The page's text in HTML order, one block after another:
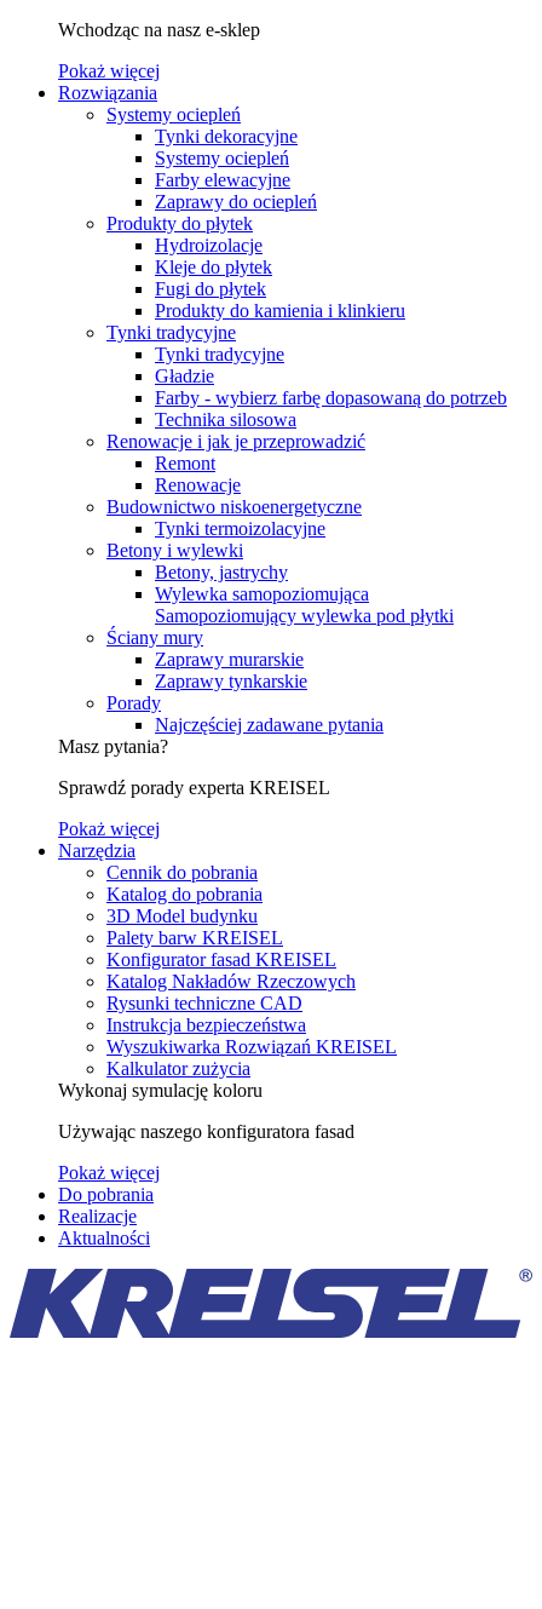
Wchodząc na nasz e-sklep
Pokaż więcej
Rozwiązania
Systemy ociepleń
Tynki dekoracyjne
Systemy ociepleń
Farby elewacyjne
Zaprawy do ociepleń
Produkty do płytek
Hydroizolacje
Kleje do płytek
Fugi do płytek
Produkty do kamienia i klinkieru
Tynki tradycyjne
Tynki tradycyjne
Gładzie
Farby - wybierz farbę dopasowaną do potrzeb
Technika silosowa
Renowacje i jak je przeprowadzić
Remont
Renowacje
Budownictwo niskoenergetyczne
Tynki termoizolacyjne
Betony i wylewki
Betony, jastrychy
Wylewka samopoziomująca
Samopoziomujący wylewka pod płytki
Ściany mury
Zaprawy murarskie
Zaprawy tynkarskie
Porady
Najczęściej zadawane pytania
Masz pytania?
Sprawdź porady experta KREISEL
Pokaż więcej
Narzędzia
Cennik do pobrania
Katalog do pobrania
3D Model budynku
Palety barw KREISEL
Konfigurator fasad KREISEL
Katalog Nakładów Rzeczowych
Rysunki techniczne CAD
Instrukcja bezpieczeństwa
Wyszukiwarka Rozwiązań KREISEL
Kalkulator zużycia
Wykonaj symulację koloru
Używając naszego konfiguratora fasad
Pokaż więcej
Do pobrania
Realizacje
Aktualności